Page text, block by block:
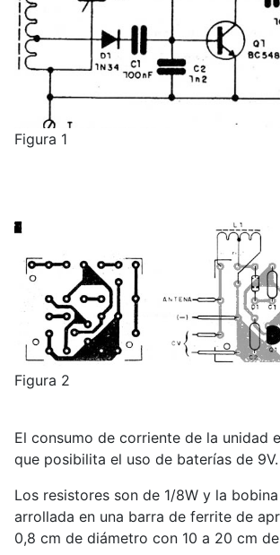
Figura 1
Figura 2
El consumo de corriente de la unidad
que posibilita el uso de baterías de 9V.
Los resistores son de 1/8W y la
arrollada en una barra de ferrite de
0,8 cm de diámetro con 10 a 20 cm